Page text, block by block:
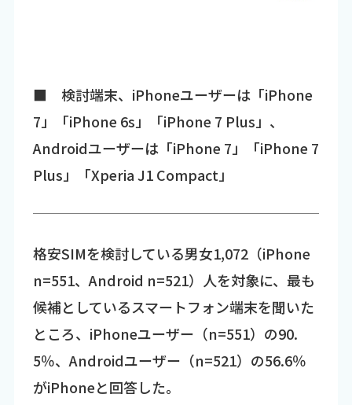
■ 検討端末、iPhoneユーザーは「iPhone
7」「iPhone 6s」「iPhone 7 Plus」、
Androidユーザーは「iPhone 7」「iPhone 7
Plus」「Xperia J1 Compact」
格安SIMを検討している男女1,072（iPhone
n=551、Android n=521）人を対象に、最も
候補としているスマートフォン端末を聞いた
ところ、iPhoneユーザー（n=551）の90.
5％、Androidユーザー（n=521）の56.6％
がiPhoneと回答した。